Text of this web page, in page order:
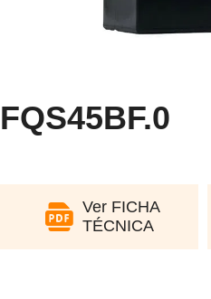
FQS45BF.0
Ver FICHA
TÉCNICA